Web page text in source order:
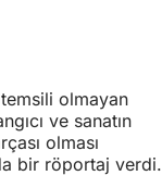
olmayan
ve sanatın
olması
bir röportaj verdi.